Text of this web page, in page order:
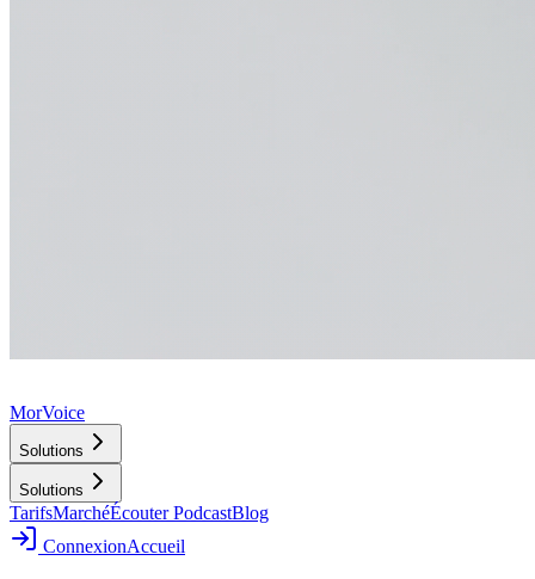
MorVoice
Solutions
Solutions
TarifsMarchéÉcouter PodcastBlog
ConnexionAccueil